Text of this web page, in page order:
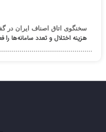
سخنگوی اتاق اصناف ایران در
هزینه اختلال و تعدد سامانه‌ها را